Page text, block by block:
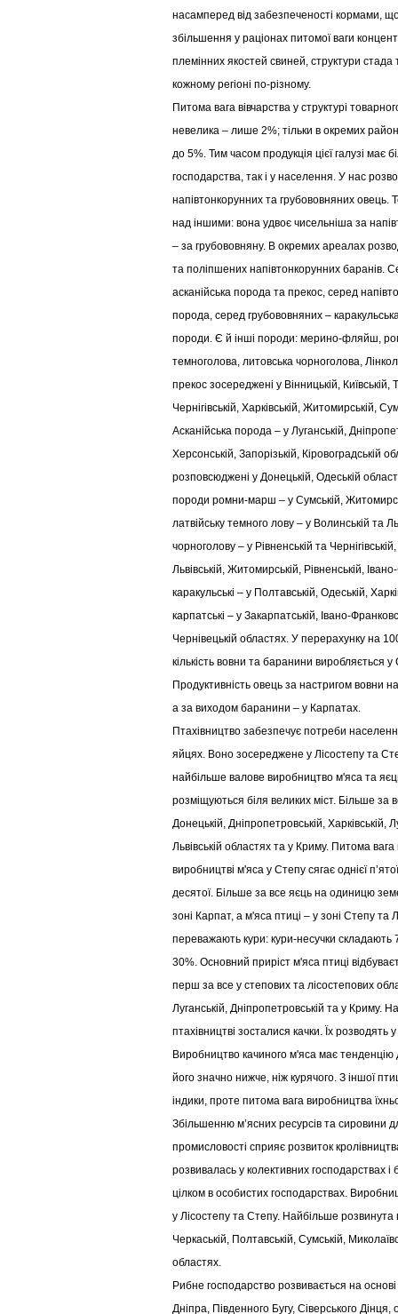
насамперед від забезпеченості кормами,
збільшення у раціонах питомої ваги
племінних якостей свиней, структури стада
кожному регіоні по-різному.
Питома вага вівчарства у структурі
невелика – лише 2%; тільки в окремих
до 5%. Тим часом продукція цієї галузі має
господарства, так і у населення. У нас
напівтонкорунних та грубововняних
над іншими: вона удвоє чисельніша за
– за грубововняну. В окремих ареалах
та поліпшених напівтонкорунних баранів.
асканійська порода та прекос, серед
порода, серед грубововняних – каракульська
породи. Є й інші породи: мерино-фляйш,
темноголова, литовська чорноголова,
прекос зосереджені у Вінницькій, Київській,
Чернігівській, Харківській, Житомирській,
Асканійська порода – у Луганській,
Херсонській, Запорізькій, Кіровоградській
розповсюджені у Донецькій, Одеській
породи ромни-марш – у Сумській,
латвійську темного лову – у Волинській та
чорноголову – у Рівненській та
Львівській, Житомирській, Рівненській,
каракульські – у Полтавській, Одеській,
карпатські – у Закарпатській, Івано-
Чернівецькій областях. У перерахунку на
кількість вовни та баранини виробляється
Продуктивність овець за настригом вовни
а за виходом баранини – у Карпатах.
Птахівництво забезпечує потреби
яйцях. Воно зосереджене у Лісостепу та
найбільше валове виробництво м'яса та
розміщуються біля великих міст. Більше за
Донецькій, Дніпропетровській, Харківській,
Львівській областях та у Криму. Питома
виробництві м'яса у Степу сягає однієї
десятої. Більше за все яєць на одиницю
зоні Карпат, а м'яса птиці – у зоні Степу та
переважають кури: кури-несучки складають
30%. Основний приріст м'яса птиці
перш за все у степових та лісостепових
Луганській, Дніпропетровській та у Криму.
птахівництві зосталися качки. Їх розводять
Виробництво качиного м'яса має тенденцію
його значно нижче, ніж курячого. З іншої
індики, проте питома вага виробництва
Збільшенню м’ясних ресурсів та сировини
промисловості сприяє розвиток
розвивалась у колективних господарствах
цілком в особистих господарствах.
у Лісостепу та Степу. Найбільше розвинута
Черкаській, Полтавській, Сумській,
областях.
Рибне господарство розвивається на
Дніпра, Південного Бугу, Сіверського Дінця,